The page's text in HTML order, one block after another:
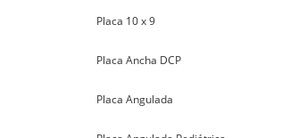
Placa 10 x 9
Placa Ancha DCP
Placa Angulada